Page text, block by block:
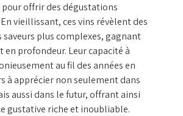
pour offrir des dégustations
vieillissant, ces vins révèlent des
saveurs plus complexes, gagnant
en profondeur. Leur capacité à
au fil des années en
à apprécier non seulement dans
aussi dans le futur, offrant ainsi
gustative riche et inoubliable.